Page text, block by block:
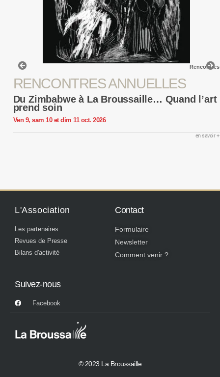
Rencontres
RENCONTRES ANNUELLES
Du Zimbabwe à La Broussaille… Quand l’art
prend soin
Ven 9, sam 10 et dim 11 oct. 2026
en savoir +
L'Association
Les partenaires
Revues de Presse
Bilans d'activité
Contact
Formulaire
Newsletter
Comment venir ?
Suivez-nous
Facebook
© 2023 La Broussaille